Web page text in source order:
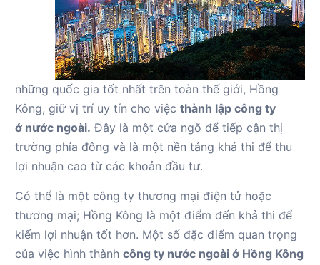
những quốc gia tốt nhất trên toàn thế giới, Hồng
Kông, giữ vị trí uy tín cho việc thành lập công ty
ở nước ngoài. Đây là một cửa ngõ để tiếp cận thị
trường phía đông và là một nền tảng khả thi để thu
lợi nhuận cao từ các khoản đầu tư.
Có thể là một công ty thương mại điện tử hoặc
thương mại; Hồng Kông là một điểm đến khả thi để
kiếm lợi nhuận tốt hơn. Một số đặc điểm quan trọng
của việc hình thành công ty nước ngoài ở Hồng Kông